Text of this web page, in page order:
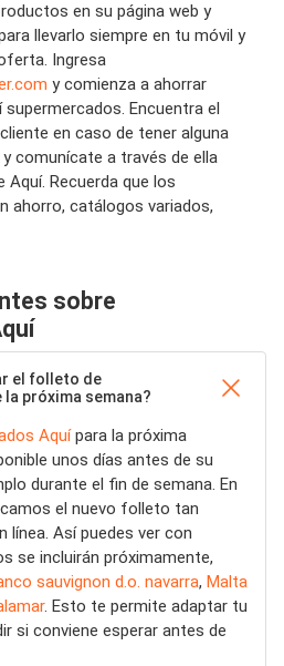
en su página web y
llevarlo siempre en tu móvil y
Ingresa
y comienza a ahorrar
Encuentra el
en caso de tener alguna
comunícate a través de ella
Recuerda que los
ahorro, catálogos variados,
sobre
el folleto de
próxima semana?
Aquípara la próxima
unos días antes de su
durante el fin de semana. En
el nuevo folleto tan
línea. Así puedes ver con
se incluirán próximamente,
sauvignon d.o. navarra, Malta
. Esto te permite adaptar tu
si conviene esperar antes de